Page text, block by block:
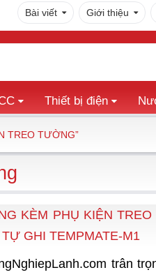
Bài viết Giới thiệu
Thiết bị điện
TREO TƯỜNG”
KÈM PHỤ KIỆN
TỰ GHI TEMPMATE-M1
trân